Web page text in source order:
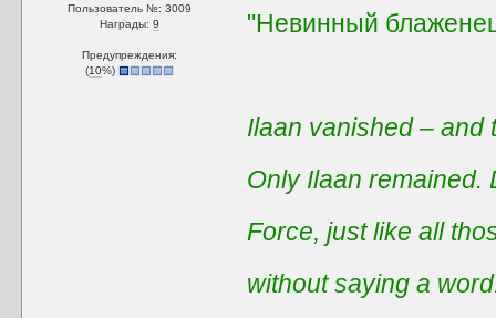
Пользователь №: 3009
Награды:9
Предупреждения:
(10%)
"Невинный
Ilaan vanished – and
Only Ilaan remained.
Force, just like all
without saying a